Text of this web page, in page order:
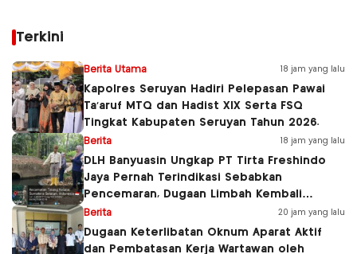
Terkini
Berita Utama 18 jam yang lalu
Kapolres Seruyan Hadiri Pelepasan Pawai
Ta’aruf MTQ dan Hadist XlX Serta FSQ
Tingkat Kabupaten Seruyan Tahun 2026.
Berita 18 jam yang lalu
DLH Banyuasin Ungkap PT Tirta Freshindo
Jaya Pernah Terindikasi Sebabkan
Pencemaran, Dugaan Limbah Kembali
Diselidiki
Berita 20 jam yang lalu
Dugaan Keterlibatan Oknum Aparat Aktif
dan Pembatasan Kerja Wartawan oleh